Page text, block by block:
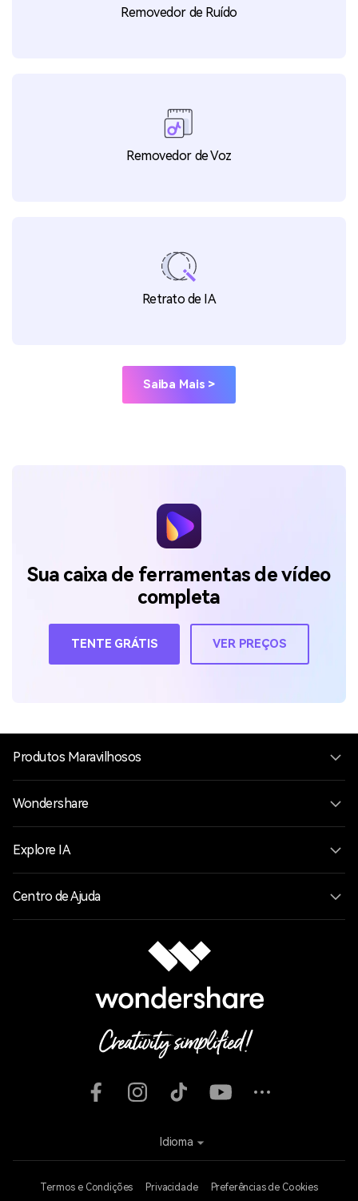
Removedor de Ruído
Removedor de Voz
Retrato de IA
Saiba Mais >
Sua caixa de ferramentas de vídeo
completa
TENTE GRÁTIS VER PREÇOS
Produtos Maravilhosos
Wondershare
Explore IA
Centro de Ajuda
Termos e Condições Privacidade Preferências de Cookies
Idioma